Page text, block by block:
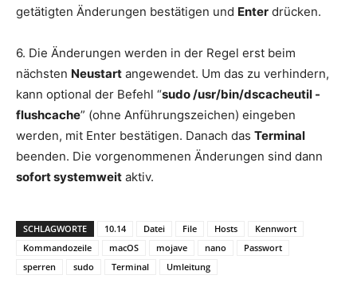
getätigten Änderungen bestätigen und Enter drücken.
6. Die Änderungen werden in der Regel erst beim
nächsten Neustart angewendet. Um das zu verhindern,
kann optional der Befehl “sudo /usr/bin/dscacheutil -
flushcache” (ohne Anführungszeichen) eingeben
werden, mit Enter bestätigen. Danach das Terminal
beenden. Die vorgenommenen Änderungen sind dann
sofort systemweit aktiv.
SCHLAGWORTE 10.14 Datei File Hosts
Kennwort
Kommandozeile
macOS mojave nano
Passwort
sperren
sudo Terminal Umleitung